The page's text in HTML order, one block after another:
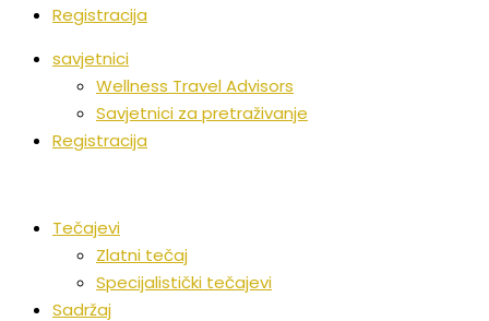
Registracija
savjetnici
Wellness Travel Advisors
Savjetnici za pretraživanje
Registracija
Tečajevi
Zlatni tečaj
Specijalistički tečajevi
Sadržaj